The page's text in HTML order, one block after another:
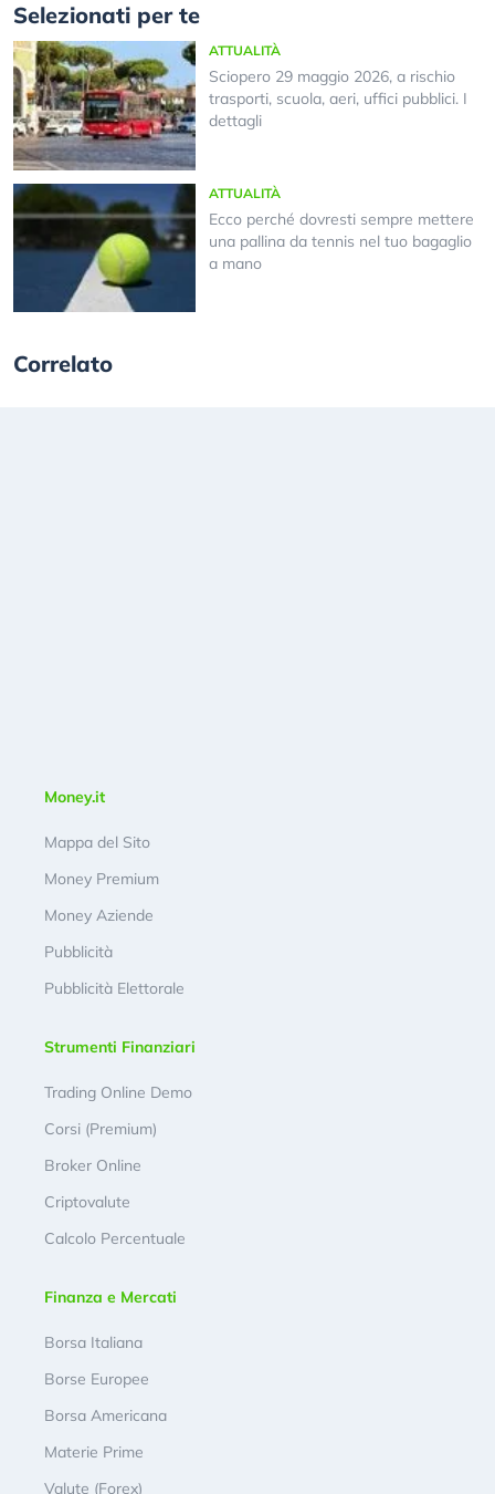
Selezionati per te
ATTUALITÀ
Sciopero 29 maggio 2026, a rischio
trasporti, scuola, aeri, uffici pubblici. I
dettagli
ATTUALITÀ
Ecco perché dovresti sempre mettere
una pallina da tennis nel tuo bagaglio
a mano
Correlato
Money.it
Mappa del Sito
Money Premium
Money Aziende
Pubblicità
Pubblicità Elettorale
Strumenti Finanziari
Trading Online Demo
Corsi (Premium)
Broker Online
Criptovalute
Calcolo Percentuale
Finanza e Mercati
Borsa Italiana
Borse Europee
Borsa Americana
Materie Prime
Valute (Forex)